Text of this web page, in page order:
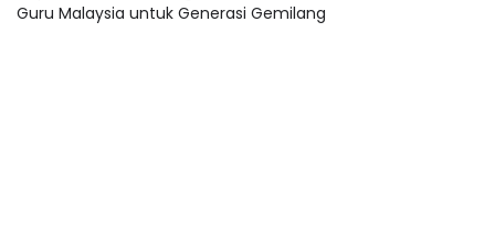
Guru Malaysia untuk Generasi Gemilang